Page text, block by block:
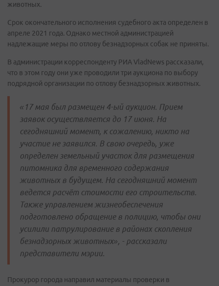
животных.
Срок окончательного исполнения судебного акта определен в
апреле 2021 года. Однако местной администрацией
надлежащие меры по отлову безнадзорных собак не приняты.
В администрации корреспонденту РИА VladNews рассказали,
что в этом году они уже проводили три аукциона по выбору
подрядной организации по отлову безнадзорных животных.
«17 мая был размещен 4-ый аукцион. Прием
заявок осуществляется до 17 июня. На
сегодняшний момент, к сожалению, никто на
участие не заявился. В свою очередь, уже
определен земельный участок для размещения
питомника для временного содержания
животных в будущем. На сегодняшний момент
ведется расчёт стоимости его строительств.
Также управлением жизнеобеспечения
подготовлено обращение в полицию, чтобы они
усилили патрулирование в районах скопления
безнадзорных животных», - рассказали
представители мэрии.
Прокурор города направил материалы проверки в